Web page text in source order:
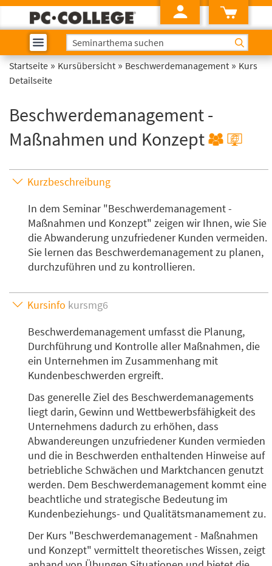
Startseite » Kursübersicht » Beschwerdemanagement » Kurs
Detailseite
Beschwerdemanagement -
Maßnahmen und Konzept
Kurzbeschreibung
In dem Seminar "Beschwerdemanagement -
Maßnahmen und Konzept" zeigen wir Ihnen, wie Sie
die Abwanderung unzufriedener Kunden vermeiden.
Sie lernen das Beschwerdemanagement zu planen,
durchzuführen und zu kontrollieren.
Kursinfo kursmg6
Beschwerdemanagement umfasst die Planung,
Durchführung und Kontrolle aller Maßnahmen, die
ein Unternehmen im Zusammenhang mit
Kundenbeschwerden ergreift.
Das generelle Ziel des Beschwerdemanagements
liegt darin, Gewinn und Wettbewerbsfähigkeit des
Unternehmens dadurch zu erhöhen, dass
Abwandereungen unzufriedener Kunden vermieden
und die in Beschwerden enthaltenden Hinweise auf
betriebliche Schwächen und Marktchancen genutzt
werden. Dem Beschwerdemanagement kommt eine
beachtliche und strategische Bedeutung im
Kundenbeziehungs- und Qualitätsmanamement zu.
Der Kurs
Beschwerdemanagement - Maßnahmen
und Konzept vermittelt theoretisches Wissen, zeigt